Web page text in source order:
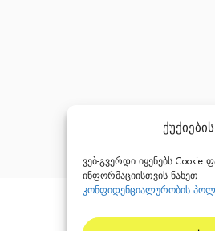
ვებ-გვერდი იყენებს Cookie
ინფორმაციისთვის ნახეთ
კონფიდენციალურობის